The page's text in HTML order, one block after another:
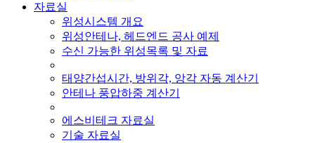
자료실
위성시스템 개요
위성안테나, 헤드엔드 공사 예제
수신 가능한 위성목록 및 자료
태양간섭시간, 방위각, 앙각 자동 계산기
안테나 풍압하중 계산기
에스비테크 자료실
기술 자료실